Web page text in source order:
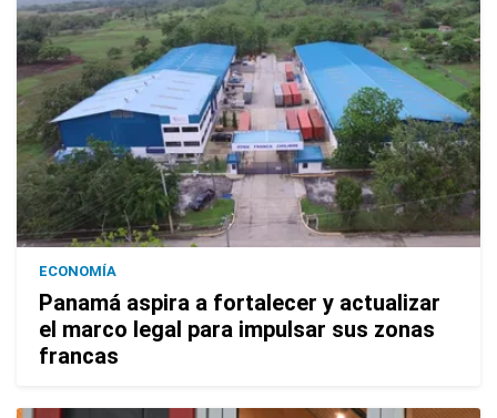
ECONOMÍA
Panamá aspira a fortalecer y actualizar
el marco legal para impulsar sus zonas
francas